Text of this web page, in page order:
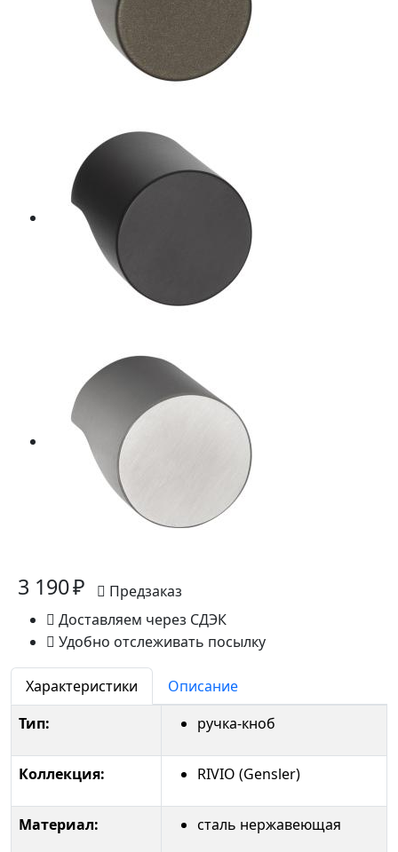
3 190 ₽
Предзаказ
Доставляем через СДЭК
Удобно отслеживать посылку
Характеристики
Описание
Тип:
ручка-кноб
Коллекция: RIVIO (Gensler)
Материал: сталь нержавеющая